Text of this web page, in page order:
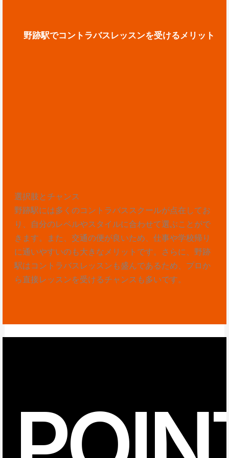
野跡駅でコントラバスレッスンを受けるメリット
選択肢とチャンス
野跡駅には多くのコントラバススクールが点在してお
り、自分のレベルやスタイルに合わせて選ぶことがで
きます。また、交通の便が良いため、仕事や学校帰り
に通いやすいのも大きなメリットです。さらに、野跡
駅はコントラバスレッスンも盛んであるため、プロか
ら直接レッスンを受けるチャンスも多いです。